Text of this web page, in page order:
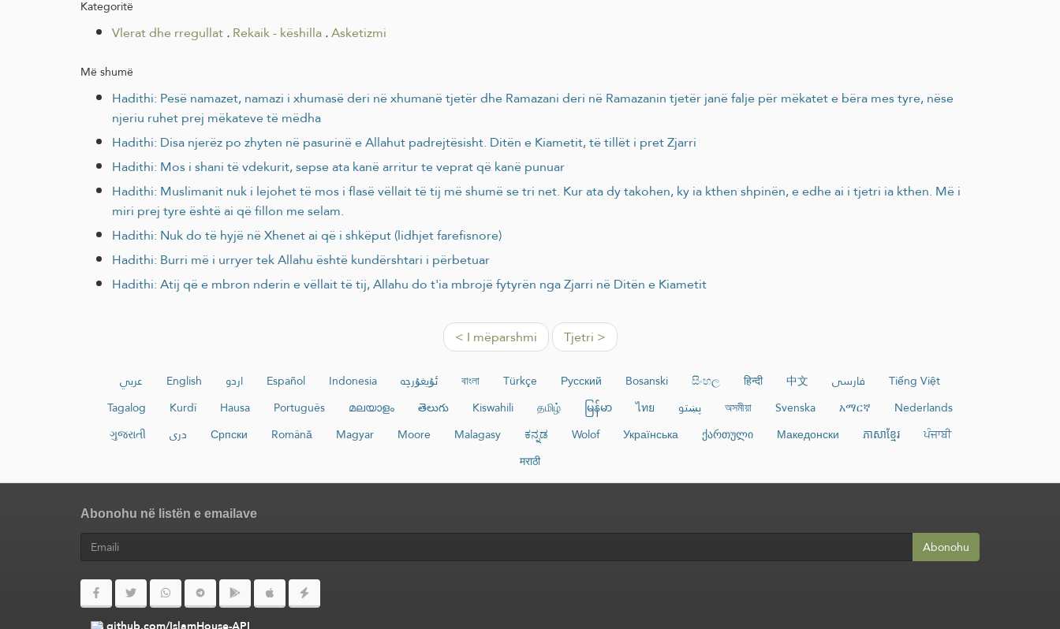
Kategoritë
Vlerat dhe rregullat.Rekaik - këshilla.Asketizmi
Më shumë
Hadithi: Pesë namazet, namazi i xhumasë deri në xhumanë tjetër dhe Ramazani deri në Ramazanin tjetër janë falje për mëkatet e bëra mes tyre, nëse
njeriu ruhet prej mëkateve të mëdha
Hadithi: Disa njerëz po zhyten në pasurinë e Allahut padrejtësisht. Ditën e Kiametit, të tillët i pret Zjarri
Hadithi: Mos i shani të vdekurit, sepse ata kanë arritur te veprat që kanë punuar
Hadithi: Muslimanit nuk i lejohet të mos i flasë vëllait të tij më shumë se tri net. Kur ata dy takohen, ky ia kthen shpinën, e edhe ai i tjetri ia kthen. Më i
miri prej tyre është ai që fillon me selam.
Hadithi: Nuk do të hyjë në Xhenet ai që i shkëput (lidhjet farefisnore)
Hadithi: Burri më i urryer tek Allahu është kundërshtari i përbetuar
Hadithi: Atij që e mbron nderin e vëllait të tij, Allahu do t'ia mbrojë fytyrën nga Zjarri në Ditën e Kiametit
< I mëparshmi Tjetri >
عربي English اردو Español Indonesia ئۇيغۇرچە বাংলা Türkçe Русский Bosanski සිංහල हिन्दी 中文 فارسی
Tiếng Việt
Tagalog
Kurdî Hausa Português മലയാളം తెలుగు Kiswahili தமிழ் မြန်မာ ไทย پښتو অসমীয়া Svenska አማርኛ
Nederlands
ગુજરાતી
دری Српски Română Magyar Moore Malagasy ಕನ್ನಡ Wolof Українська ქართული Македонски ភាសាខ្មែរ
ਪੰਜਾਬੀ
मराठी
Abonohu në listën e emailave
Abonohu